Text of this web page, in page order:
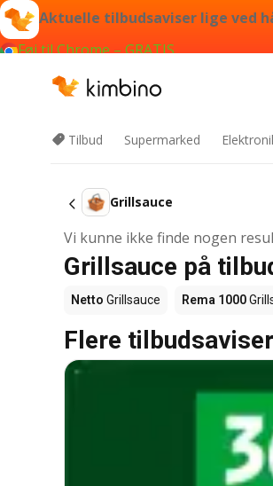
Aktuelle tilbudsaviser lige ved
Føj til Chrome – GRATIS
Tilbud Supermarked
Grillsauce
Vi kunne ikke finde nogen
Grillsauce på
Netto Grillsauce Rema 1000
Flere